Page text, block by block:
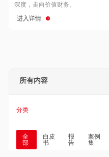
深度，走向价值财务。
进入详情
所有内容
分类
全
部
白皮
书
报
告
案例
集